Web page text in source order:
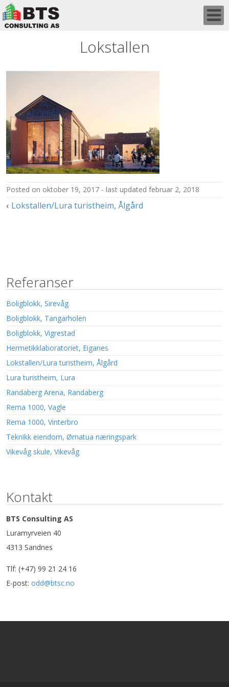
Skip
to
Lokstallen
posted on oktober 19, 2017 last updated februar 2, 2018
Innleggsnavigasjon
Lokstallen/Lura turistheim, Ålgård
Referanser
Boligblokk, Sirevåg
Boligblokk, Tangarholen
Boligblokk, Vigrestad
Hermetikklaboratoriet, Eiganes
Lokstallen/Lura turistheim, Ålgård
Lura turistheim, Lura
Randaberg Arena, Randaberg
Rema 1000, Vagle
Rema 1000, Vinterbro
Teknikk eiendom, Ørnatua næringspark
Vikevåg skule, Vikevåg
Kontakt
BTS Consulting AS
Luramyrveien 40
4313 Sandnes
Tlf: (+47) 99 21 24 16
E-post: odd@btsc.no